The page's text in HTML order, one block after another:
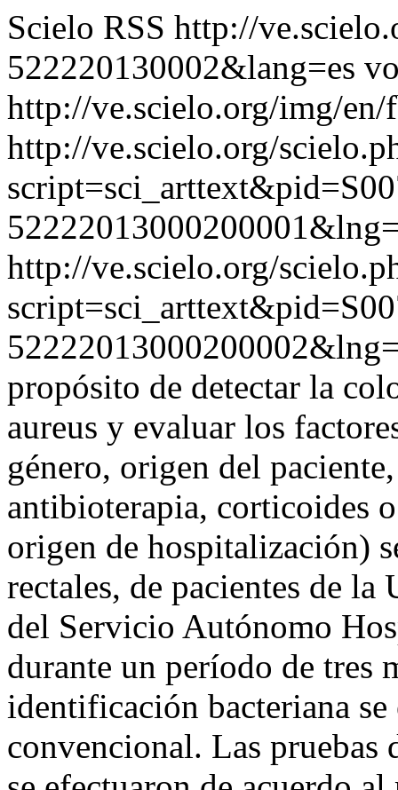
Scielo RSS http://
522220130002&lang=es
http://ve.scielo.org/img/
http://ve.scielo.org/
http://ve.scielo.org/
propósito de detectar la
aureus y evaluar los
género, origen del
antibioterapia, corticoides
origen de hospitalización)
rectales, de pacientes de
del Servicio Autónomo
durante un período de tres
identificación bacteriana
convencional. Las